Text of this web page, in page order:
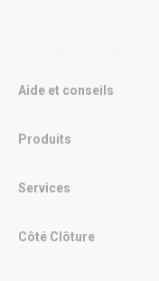
Aide et conseils
Produits
Services
Côté Clôture